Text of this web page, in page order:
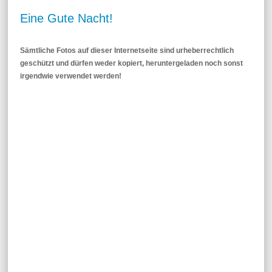
Eine Gute Nacht!
Sämtliche Fotos auf dieser Internetseite sind urheberrechtlich
geschützt und dürfen weder kopiert, heruntergeladen noch sonst
irgendwie verwendet werden!